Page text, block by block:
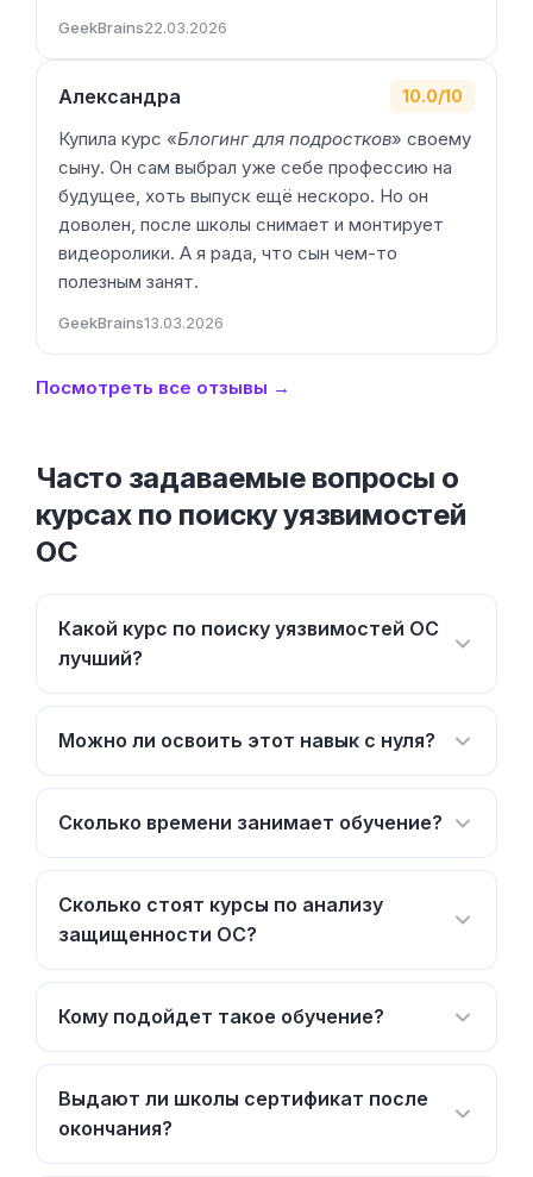
GeekBrains22.03.2026
Александра 10.0/10
Купила курс «Блогинг для подростков» своему
сыну. Он сам выбрал уже себе профессию на
будущее, хоть выпуск ещё нескоро. Но он
доволен, после школы снимает и монтирует
видеоролики. А я рада, что сын чем-то
полезным занят.
GeekBrains13.03.2026
Посмотреть все отзывы →
Часто задаваемые вопросы о
курсах по поиску уязвимостей
ОС
Какой курс по поиску уязвимостей ОС
лучший?
Можно ли освоить этот навык с нуля?
Сколько времени занимает обучение?
Сколько стоят курсы по анализу
защищенности ОС?
Кому подойдет такое обучение?
Выдают ли школы сертификат после
окончания?